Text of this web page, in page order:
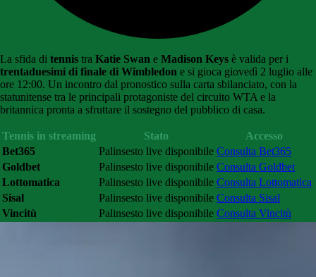
La sfida di tennis tra Katie Swan e Madison Keys è valida per i
trentaduesimi di finale di Wimbledon e si gioca giovedì 2 luglio alle
ore 12:00. Un incontro dal pronostico sulla carta sbilanciato, con la
statunitense tra le principali protagoniste del circuito WTA e la
britannica pronta a sfruttare il sostegno del pubblico di casa.
Tennis in streaming Stato
Accesso
Bet365
Palinsesto live disponibile Consulta Bet365
Goldbet
Palinsesto live disponibile Consulta Goldbet
Lottomatica
Palinsesto live disponibile Consulta Lottomatica
Sisal
Palinsesto live disponibile Consulta Sisal
Vincitù
Palinsesto live disponibile Consulta Vincitù